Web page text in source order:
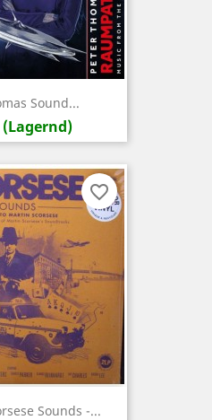
Sound...
(Lagernd)
Sounds -...
favorite_border